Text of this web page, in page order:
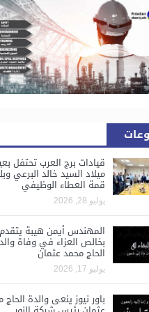
قيادات برج العرب تحتفل
ميلاد السيد خالد البرعي
قمة العطاء الوظيفي
يوليو 28, 2026
المهندس أيمن هيبة يتقدم
بخالص العزاء في وفاة
الحاج محمد عثمان
يوليو 17, 2026
باور نيوز ينعى والدة